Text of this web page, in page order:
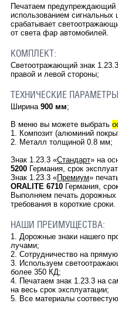
Печатаем предупреждающий
использованием сигнальных
срабатывает
от света фар автомобилей.
КОМПЛЕКТ:
Светоотражающий знак 1.23.3
правой и левой стороны;
ТЕХНИЧЕСКИЕ
Ширина 900 мм;
В меню вы можете выбрать
1. Композит (алюминий
2. Металл толщиной 0.8 мм;
Знак 1.23.3 «Стандарт» на
5200Германия, срок
Знак 1.23.3«Премиум»
ORALITE 6710Германия,
Выполняем печать
требования в короткие сроки.
НАШИ ПРЕИМУЩЕСТВА:
1. Дорожные знаки нашего
лучами;
2. Сотрудничество на
3. Используем
более 350 КД;
4. Печатаем знак 1.23.3на
на весь срок эксплуатации;
5. Все материалы